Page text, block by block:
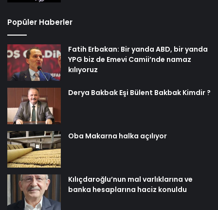
Popüler Haberler
Fatih Erbakan: Bir yanda ABD, bir yanda
YPG biz de Emevi Camii’nde namaz
kılıyoruz
Derya Bakbak Eşi Bülent Bakbak Kimdir ?
Oba Makarna halka açılıyor
Kılıçdaroğlu’nun mal varlıklarına ve
banka hesaplarına haciz konuldu